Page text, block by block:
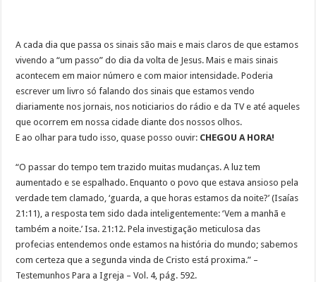
A cada dia que passa os sinais são mais e mais claros de que estamos
vivendo a “um passo” do dia da volta de Jesus. Mais e mais sinais
acontecem em maior número e com maior intensidade. Poderia
escrever um livro só falando dos sinais que estamos vendo
diariamente nos jornais, nos noticiarios do rádio e da TV e até aqueles
que ocorrem em nossa cidade diante dos nossos olhos.
E ao olhar para tudo isso, quase posso ouvir: CHEGOU A HORA!
“O passar do tempo tem trazido muitas mudanças. A luz tem
aumentado e se espalhado. Enquanto o povo que estava ansioso pela
verdade tem clamado, ‘guarda, a que horas estamos da noite?’ (Isaías
21:11), a resposta tem sido dada inteligentemente: ‘Vem a manhã e
também a noite.’ Isa. 21:12. Pela investigação meticulosa das
profecias entendemos onde estamos na história do mundo; sabemos
com certeza que a segunda vinda de Cristo está proxima.” –
Testemunhos Para a Igreja – Vol. 4, pág. 592.